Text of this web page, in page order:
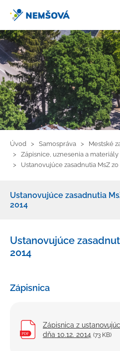
Úvod Samospráva
Mestské
Zápisnice, uznesenia a
Ustanovujúce zasadnutia MsZ zo
Ustanovujúce zasadnutia
2014
Mestské zastupiteľstvo
Plán zasadnutí
na rok 2026
Ustanovujúce
2014
Zápisnica
Zápisnica z
dňa 10.12. 2014 (73 KB)